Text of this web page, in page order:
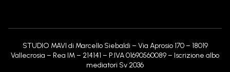
STUDIO MAVI di Marcello Siebaldi – Via Aprosio 170 – 18019
Vallecrosia – Rea IM – 214141 – P.IVA 01690560089 – Iscrizione albo
mediatori Sv 2036